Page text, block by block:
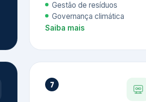
Gestão de resíduos
Governança climática
Saiba mais
7